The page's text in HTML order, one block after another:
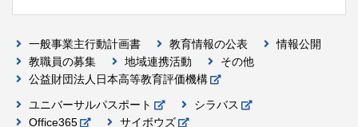
一般事業主行動計画書 教育情報の公表
情報公開
教職員の募集
地域連携活動
その他
公益財団法人日本高等教育評価機構
ユニバーサルパスポート
シラバス
Office365
サイボウズ